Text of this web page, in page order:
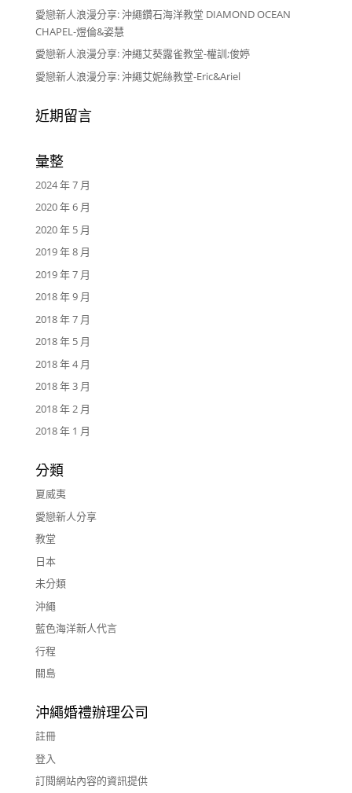
愛戀新人浪漫分享: 沖繩鑽石海洋教堂 DIAMOND OCEAN
CHAPEL-煜倫&姿慧
愛戀新人浪漫分享: 沖繩艾葵露雀教堂-權訓;俊婷
愛戀新人浪漫分享: 沖繩艾妮絲教堂-Eric&Ariel
近期留言
彙整
2024 年 7 月
2020 年 6 月
2020 年 5 月
2019 年 8 月
2019 年 7 月
2018 年 9 月
2018 年 7 月
2018 年 5 月
2018 年 4 月
2018 年 3 月
2018 年 2 月
2018 年 1 月
分類
夏威夷
愛戀新人分享
教堂
日本
未分類
沖繩
藍色海洋新人代言
行程
關島
沖繩婚禮辦理公司
註冊
登入
訂閱網站內容的資訊提供